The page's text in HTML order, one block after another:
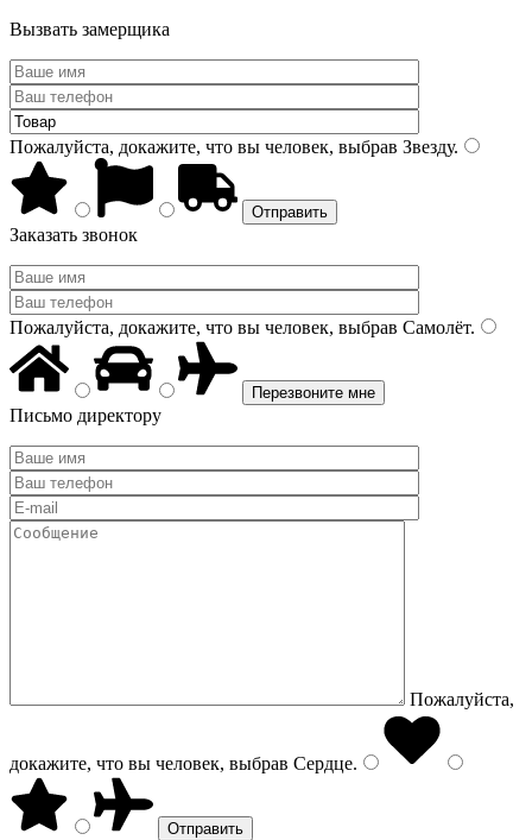
Вызвать замерщика
Пожалуйста, докажите, что вы человек, выбрав Звезду.
Заказать звонок
Пожалуйста, докажите, что вы человек, выбрав Самолёт.
Письмо директору
Пожалуйста,
докажите, что вы человек, выбрав Сердце.